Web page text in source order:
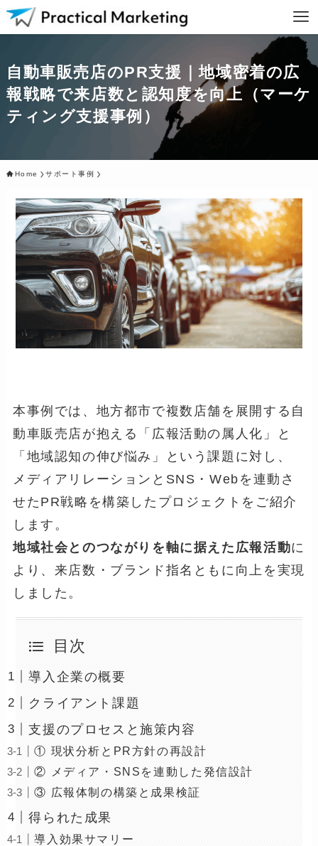
自動車販売店のPR支援｜地域密着の広
報戦略で来店数と認知度を向上（マーケ
ティング支援事例）
Home サポート事例
本事例では、地方都市で複数店舗を展開する自
動車販売店が抱える「広報活動の属人化」と
「地域認知の伸び悩み」という課題に対し、
メディアリレーションとSNS・Webを連動さ
せたPR戦略を構築したプロジェクトをご紹介
します。
地域社会とのつながりを軸に据えた広報活動に
より、来店数・ブランド指名ともに向上を実現
しました。
目次
導入企業の概要
クライアント課題
支援のプロセスと施策内容
① 現状分析とPR方針の再設計
② メディア・SNSを連動した発信設計
③ 広報体制の構築と成果検証
得られた成果
導入効果サマリー